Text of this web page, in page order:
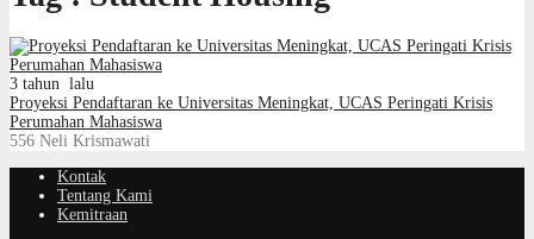
3 tahun lalu
Proyeksi Pendaftaran ke Universitas Meningkat, UCAS Peringati Krisis
Perumahan Mahasiswa
556 Neli Krismawati
Kontak
Tentang Kami
Kemitraan